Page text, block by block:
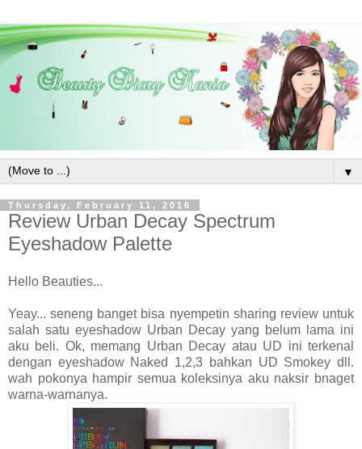
▼
Thursday, February 11, 2016
Review Urban Decay Spectrum
Eyeshadow Palette
Hello Beauties...
Yeay... seneng banget bisa nyempetin sharing review untuk
salah satu eyeshadow Urban Decay yang belum lama ini
aku beli. Ok, memang Urban Decay atau UD ini terkenal
dengan eyeshadow Naked 1,2,3 bahkan UD Smokey dll.
wah pokonya hampir semua koleksinya aku naksir bnaget
warna-warnanya.